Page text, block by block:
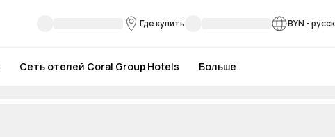
Где купить BYN -
Сеть отелей Coral Group Hotels Больше